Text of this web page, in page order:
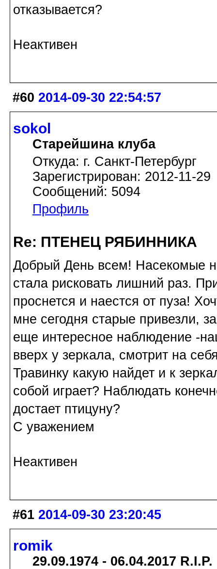
отказывается?
Неактивен
#60 2014-09-30 22:54:57
sokol
Старейшина клуба
Откуда: г. Санкт-Петербург
Зарегистрирован: 2012-11-29
Сообщений: 5094
Профиль
Re: ПТЕНЕЦ РЯБИННИКА
Добрый День всем! Насекомые
стала рисковать лишний раз.
проснется и наестся от пуза!
мне сегодня старые привезли,
еще интересное наблюдение -
вверх у зеркала, смотрит на
Травинку какую найдет и к
собой играет? Наблюдать
достает птицуну?
С уважением
Неактивен
#61 2014-09-30 23:20:45
romik
29.09.1974 - 06.04.2017 R.I.P.